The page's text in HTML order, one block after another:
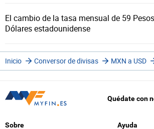
El cambio de la tasa mensual de 59
Dólares estadounidense
Inicio Conversor de divisas MXN a USD
Quédate con
Sobre Ayuda